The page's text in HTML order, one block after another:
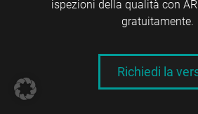
Twyn supporta la creazione di una
approfondita dei risultati di
comunicazione tra i team di qualità
Inoltre, grazie alla telecamera del
posizione e pronta all’uso, Twyn
ispezioni della qualità con
gratuitamente.
Richiedi la